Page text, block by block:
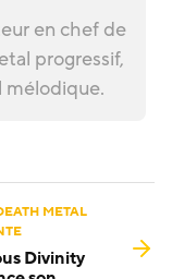
en chef de
progressif,
METAL
Divinity